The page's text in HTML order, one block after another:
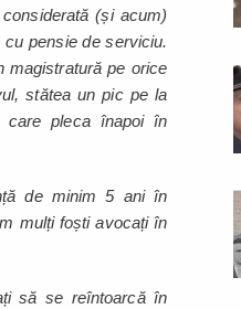
(și acum)
pensie de serviciu.
magistratură pe orice
stătea un pic pe la
care pleca înapoi în
de minim 5 ani în
mulți foști avocați în
să se reîntoarcă în